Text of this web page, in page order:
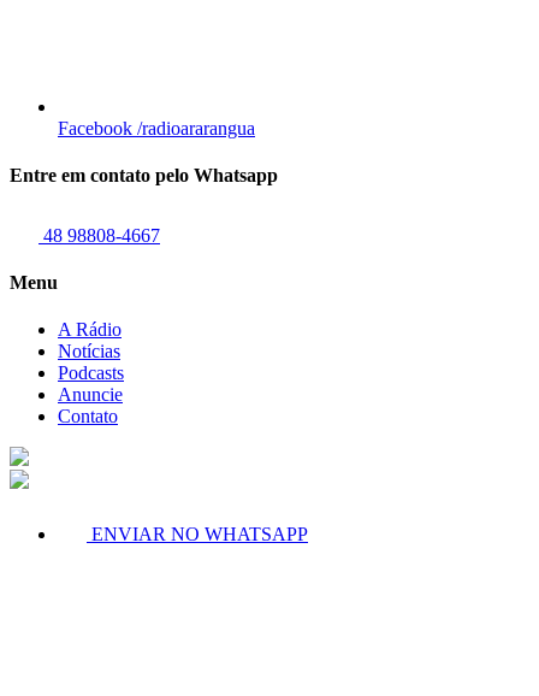
Facebook /radioararangua
Entre em contato pelo Whatsapp
48 98808-4667
Menu
A Rádio
Notícias
Podcasts
Anuncie
Contato
ENVIAR NO WHATSAPP